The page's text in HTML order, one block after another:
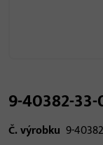
9-40382-
Č. výrobku 9-